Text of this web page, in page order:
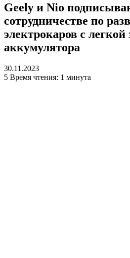
Geely и Nio
сотрудничестве по
электрокаров с легкой
аккумулятора
30.11.2023
5 Время чтения: 1 минута